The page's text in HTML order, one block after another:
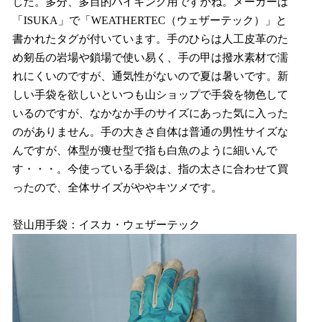
「ISUKA」で「WEATHERTEC（ウェザーテック）」と
書かれたタグが付いています。手のひらは人工皮革のた
め剱岳の岩場や鎖場で使い易く、手の甲は撥水素材で濡
れにくいのですが、通気性がないので夏は暑いです。新
しい手袋を欲しいといつも山ショップで手袋を物色して
いるのですが、なかなか手のサイズにあった気に入った
のがありません。手の大きさ自体は普通の男性サイズな
んですが、体型が痩せ型で指も白魚のように細いんで
す・・・。今使っている手袋は、指の太さに合わせて買
ったので、全体サイズがややキツメです。
登山用手袋：イスカ・ウェザーテック